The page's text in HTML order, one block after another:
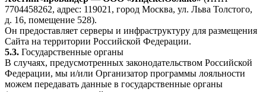
7704458262, адрес: 119021, город Москва, ул. Льва Толстого,
д. 16, помещение 528).
Он предоставляет серверы и инфраструктуру для размещения
Сайта на территории Российской Федерации.
5.3. Государственные органы
В случаях, предусмотренных законодательством Российской
Федерации, мы и/или Организатор программы лояльности
можем передавать данные в государственные органы